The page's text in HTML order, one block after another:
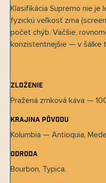
Klasifikácia Supremo nie je
fyzickú veľkosť zrna
počet chýb. Väčšie,
konzistentnejšie — v šálke
Zloženie
Pražená zrnková káva —
Krajina pôvodu
Kolumbia — Antioquia,
Odroda
Bourbon, Typica.